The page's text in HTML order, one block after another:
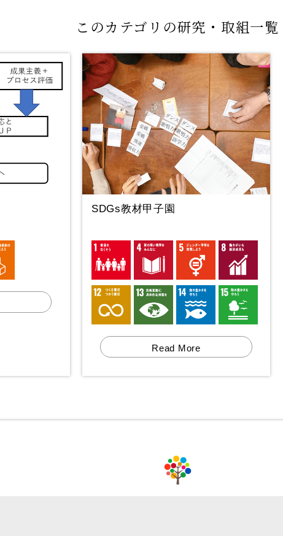
このカテゴリの研究・取組一覧
SDGs教材甲子園
Read More